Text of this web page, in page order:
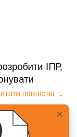
ІПР,
повністю